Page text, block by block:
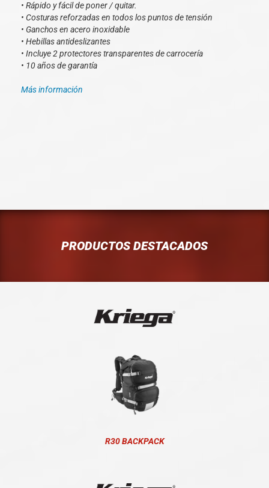
• Rápido y fácil de poner / quitar.
• Costuras reforzadas en todos los puntos de tensión
• Ganchos en acero inoxidable
• Hebillas antideslizantes
• Incluye 2 protectores transparentes de carrocería
• 10 años de garantía
Más información
PRODUCTOS DESTACADOS
R30 BACKPACK